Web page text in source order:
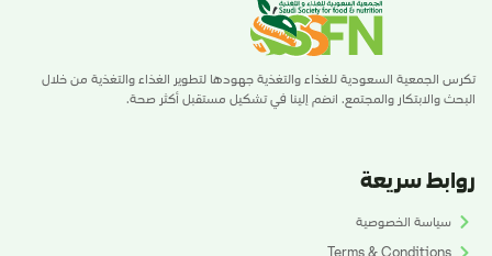
تكرس الجمعية السعودية للغذاء والتغذية جهودها لتطوير الغذاء والتغذية من خلال
البحث والابتكار والمجتمع. انضم إلينا في تشكيل مستقبل أكثر صحة.
روابط سريعة
سياسة الخصوصية